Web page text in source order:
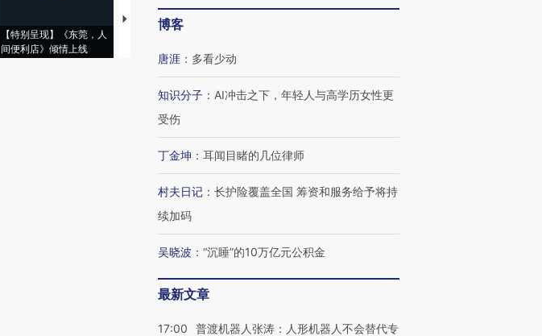
【特别呈现】《东莞，人
间便利店》倾情上线
【推广】走进第四届链博
会，让数智科技“链”接产
博客
唐涯 ： 多看少动
知识分子 ： AI冲击之下，年轻人与高学历女性更
受伤
丁金坤 ： 耳闻目睹的几位律师
村夫日记 ： 长护险覆盖全国 筹资和服务给予将持
续加码
吴晓波 ： “沉睡”的10万亿元公积金
最新文章
17:00
普渡机器人张涛：人形机器人不会替代专